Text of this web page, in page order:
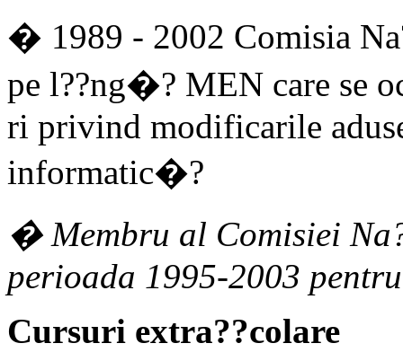
� 1989 - 2002 Comisia
pe l??ng�? MEN care se
ri privind modificarile
informatic�?
� Membru al Comisiei
perioada 1995-2003
Cursuri extra??colare